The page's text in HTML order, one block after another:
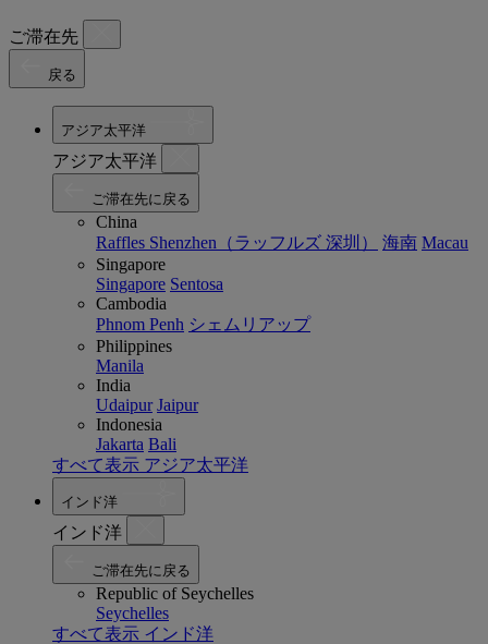
ご滞在先
戻る
アジア太平洋
アジア太平洋
ご滞在先に戻る
China
Raffles Shenzhen（ラッフルズ 深圳）
海南 Macau
Singapore
Singapore Sentosa
Cambodia
Phnom Penh シェムリアップ
Philippines
Manila
India
Udaipur Jaipur
Indonesia
Jakarta Bali
すべて表示 アジア太平洋
インド洋
インド洋
ご滞在先に戻る
Republic of Seychelles
Seychelles
すべて表示 インド洋